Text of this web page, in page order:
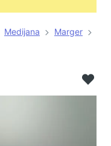
Medijana
Marger